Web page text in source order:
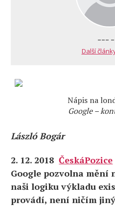
---
Další
Nápis na
Google –
László Bogár
2. 12. 2018ČeskáPozice
Google pozvolna mění
naši logiku výkladu
provádí, není ničím